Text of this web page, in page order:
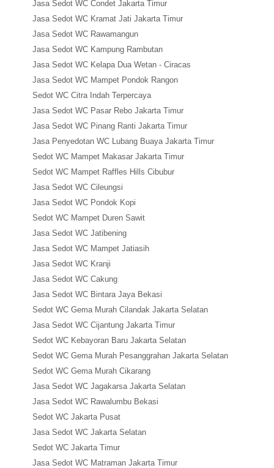
Jasa Sedot WC Condet Jakarta Timur
Jasa Sedot WC Kramat Jati Jakarta Timur
Jasa Sedot WC Rawamangun
Jasa Sedot WC Kampung Rambutan
Jasa Sedot WC Kelapa Dua Wetan - Ciracas
Jasa Sedot WC Mampet Pondok Rangon
Sedot WC Citra Indah Terpercaya
Jasa Sedot WC Pasar Rebo Jakarta Timur
Jasa Sedot WC Pinang Ranti Jakarta Timur
Jasa Penyedotan WC Lubang Buaya Jakarta Timur
Sedot WC Mampet Makasar Jakarta Timur
Sedot WC Mampet Raffles Hills Cibubur
Jasa Sedot WC Cileungsi
Jasa Sedot WC Pondok Kopi
Sedot WC Mampet Duren Sawit
Jasa Sedot WC Jatibening
Jasa Sedot WC Mampet Jatiasih
Jasa Sedot WC Kranji
Jasa Sedot WC Cakung
Jasa Sedot WC Bintara Jaya Bekasi
Sedot WC Gema Murah Cilandak Jakarta Selatan
Jasa Sedot WC Cijantung Jakarta Timur
Sedot WC Kebayoran Baru Jakarta Selatan
Sedot WC Gema Murah Pesanggrahan Jakarta Selatan
Sedot WC Gema Murah Cikarang
Jasa Sedot WC Jagakarsa Jakarta Selatan
Jasa Sedot WC Rawalumbu Bekasi
Sedot WC Jakarta Pusat
Jasa Sedot WC Jakarta Selatan
Sedot WC Jakarta Timur
Jasa Sedot WC Matraman Jakarta Timur